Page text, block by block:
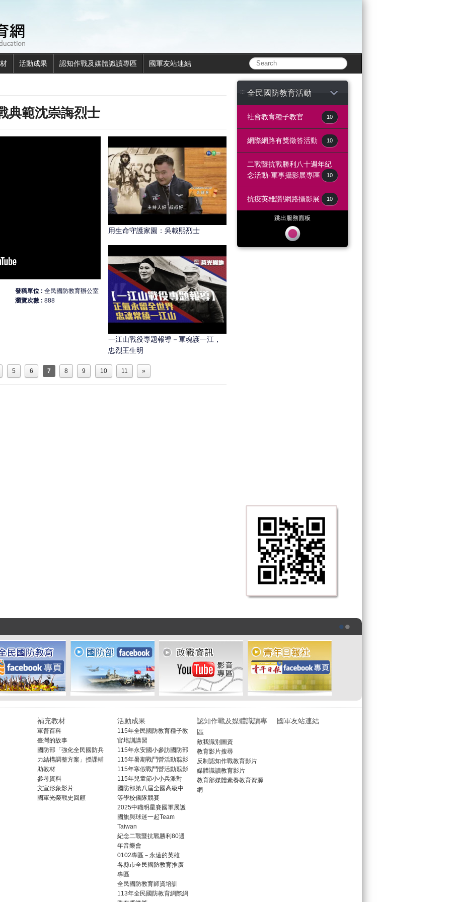
活動成果 認知作戰及媒體識讀專區 國軍友站連結
典範沈崇誨烈士
發稿單位
全民國防教育辦公室
瀏覽次數
888
用生命守護家園：吳載熙烈士
一江山戰役專題報導－軍魂護一江，
忠烈王生明
5 6 7 8 9 10 11 »
::: 全民國防教育活動
社會教育種子教官 10
網際網路有獎徵答活動 10
二戰暨抗戰勝利八十週年紀
念活動-軍事攝影展專區
10
抗疫英雄讚!網路攝影展 10
跳出服務面板
補充教材
軍普百科
臺灣的故事
國防部「強化全民國防兵
力結構調整方案」授課輔
助教材
參考資料
文宣形象影片
國軍光榮戰史回顧
活動成果
115年全民國防教育種子教
官培訓講習
115年永安國小參訪國防部
115年暑期戰鬥營活動翦影
115年寒假戰鬥營活動翦影
115年兒童節小小兵派對
國防部第八屆全國高級中
等學校儀隊競賽
2025中職明星賽國軍展護
國旗與球迷一起Team
Taiwan
紀念二戰暨抗戰勝利80週
年音樂會
0102專區－永遠的英雄
各縣市全民國防教育推廣
專區
全民國防教育師資培訓
113年全民國防教育網際網
認知作戰及媒體識讀專
區
敵我識別圖資
教育影片搜尋
反制認知作戰教育影片
媒體識讀教育影片
教育部媒體素養教育資源
網
國軍友站連結